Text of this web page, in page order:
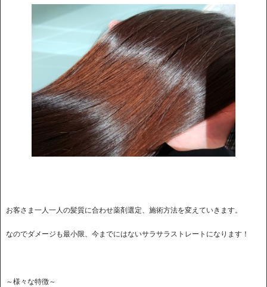
お客さま一人一人の髪質に合わせ薬剤選定、施術方法を変えていきます。
なのでダメージも最小限、今までにはないサラサラストレートになります！
～様々な特徴～